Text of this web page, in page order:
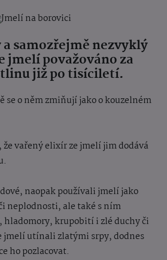
Jmelí na borovici
a samozřejmě nezvyklý
jmelí považováno za
již po tisíciletí.
se o něm zmiňují jako o kouzelném
vařený elixír ze jmelí jim dodává
naopak používali jmelí jako
neplodnosti, ale také s ním
hladomory, krupobití i zlé duchy či
jmelí utínali zlatými srpy, dodnes
ho pozlacovat.